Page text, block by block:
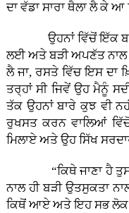
ਦਾ ਵੱਡਾ ਸਾਰਾ ਥੈਲਾ ਲੈ ਕੇ ਆ
ਉਹਨਾਂ ਵਿੱਚੋਂ ਇੱਕ
ਲਈ ਅਤੇ ਬੜੀ ਅਪਣੱਤ ਨਾਲ
ਲੈ ਜਾ, ਰਸਤੇ ਵਿੱਚ ਇਸ ਦਾ
ਤਰ੍ਹਾਂ ਸੀ ਜਿਵੇਂ ਉਹ ਮੈਨੂੰ
ਤੱਕ ਉਹਨਾਂ ਬਾਰੇ ਕੁਝ ਵੀ
ਰੁਖਸਤ ਕਰਨ ਵਾਲਿਆਂ
ਮਿਲਾਏ ਅਤੇ ਉਹ ਸਿੱਖ
“ਕਿਥੇ ਜਾਣਾ ਹੈ
ਨਾਲ ਹੀ ਬੜੀ ਉਤਸੁਕਤਾ
ਕਿਥੋਂ ਆਏ ਅਤੇ ਇਹ ਸਭ ਲੋਕ